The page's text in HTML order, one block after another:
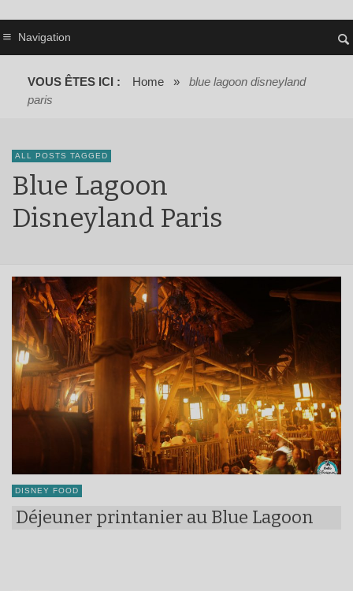
Navigation
VOUS ÊTES ICI : Home »
blue lagoon disneyland
paris
ALL POSTS TAGGED
Blue Lagoon
Disneyland Paris
DISNEY FOOD
Déjeuner printanier au Blue Lagoon